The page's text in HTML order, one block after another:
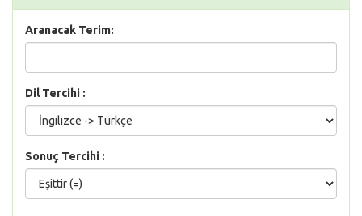
Aranacak Terim:
Dil Tercihi :
Sonuç Tercihi :